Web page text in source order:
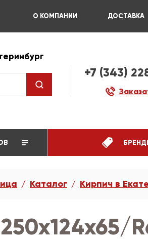
О КОМПАНИИ ДОСТАВКА
+7 (343)
Каталог Кирпич в